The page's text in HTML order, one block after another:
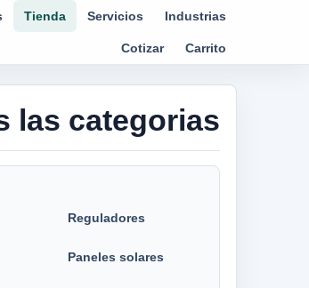
Tienda Servicios Industrias
Cotizar Carrito
las categorias
Reguladores
Paneles solares